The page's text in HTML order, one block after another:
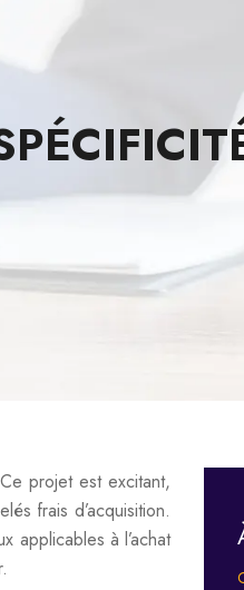
projet est excitant,
frais d’acquisition.
applicables à l’achat